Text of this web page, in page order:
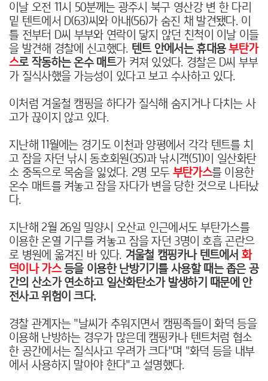
이날 오전 11시 50분께는 광주시 북구 영산강 변 한 다리
밑 텐트에서 D(63)씨와 아내(56)가 숨진 채 발견됐다. 이
틀 전부터 D씨 부부와 연락이 닿지 않던 친척이 이날 이들
을 발견해 경찰에 신고했다. 텐트 안에서는 휴대용부탄가
스로 작동하는 온수 매트가 켜져 있었다. 경찰은 D씨 부부
가 질식사했을 가능성이 있다고 보고 수사하고 있다.
이처럼 겨울철 캠핑을 하다가 질식해 숨지거나 다치는 사
고가 끊이지 않고 있다.
지난해 11월에는 경기도 이천과 양평에서 각각 텐트를 치
고 잠을 자던 낚시 동호회원(35)과 낚시객(51)이 일산화탄
소 중독으로 목숨을 잃었다. 2명 모두 부탄가스를 이용한
온수 매트를 켜놓고 잠을 자다가 변을 당한 것으로 나타났
다.
지난해 2월 26일 밀양시 오산교 인근에서도 부탄가스를
이용한 온열 기구를 켜놓고 잠을 자던 3명이 호흡 곤란으
로 병원에 옮겨진 바 있다. 겨울철 캠핑카나 텐트에서화
덕이나 가스등을 이용한 난방기기를 사용할 때는 좁은 공
간의 산소가 연소하고 일산화탄소가 발생하기 때문에 안
전사고 위험이 크다.
경찰 관계자는 "날씨가 추워지면서 캠핑족들이 화덕 등을
이용해 난방하는 경우가 많은데 캠핑카나 텐트처럼 협소
한 공간에서는 질식사고 우려가 크다"며 "화덕 등을 내부
에서 사용하지 말아야 한다"고 설명했다.